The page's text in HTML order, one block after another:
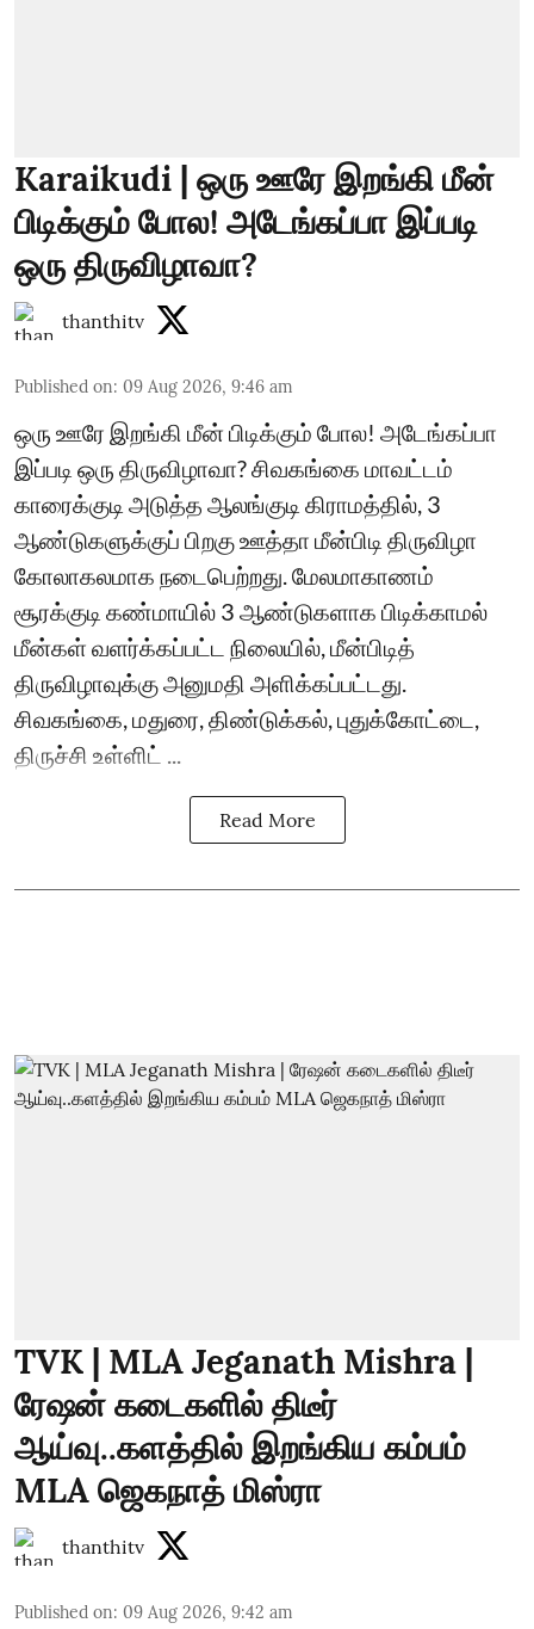
Karaikudi | ஒரு ஊரே இறங்கி மீன்
பிடிக்கும் போல! அடேங்கப்பா இப்படி
ஒரு திருவிழாவா?
thanthitv
Published on: 09 Aug 2026, 9:46 am
ஒரு ஊரே இறங்கி மீன் பிடிக்கும் போல! அடேங்கப்பா
இப்படி ஒரு திருவிழாவா? சிவகங்கை மாவட்டம்
காரைக்குடி அடுத்த ஆலங்குடி கிராமத்தில், 3
ஆண்டுகளுக்குப் பிறகு ஊத்தா மீன்பிடி திருவிழா
கோலாகலமாக நடைபெற்றது. மேலமாகாணம்
சூரக்குடி கண்மாயில் 3 ஆண்டுகளாக பிடிக்காமல்
மீன்கள் வளர்க்கப்பட்ட நிலையில், மீன்பிடித்
திருவிழாவுக்கு அனுமதி அளிக்கப்பட்டது.
சிவகங்கை, மதுரை, திண்டுக்கல், புதுக்கோட்டை,
திருச்சி உள்ளிட் ...
Read More
TVK | MLA Jeganath Mishra |
ரேஷன் கடைகளில் திடீர்
ஆய்வு..களத்தில் இறங்கிய கம்பம்
MLA ஜெகநாத் மிஸ்ரா
thanthitv
Published on: 09 Aug 2026, 9:42 am